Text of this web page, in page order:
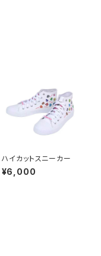
ハイカットスニーカー
¥6,000